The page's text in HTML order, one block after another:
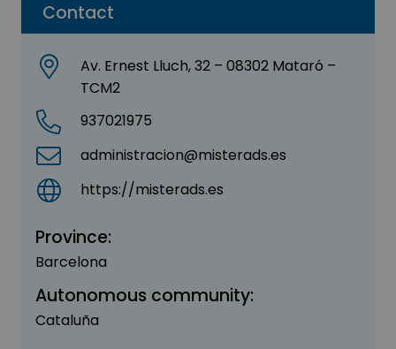
Contact
Av. Ernest Lluch, 32 – 08302 Mataró –
TCM2
937021975
administracion@misterads.es
https://misterads.es
Province:
Barcelona
Autonomous community:
Cataluña